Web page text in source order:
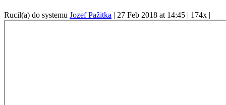
Rucil(a) do systemu Jozef Pažitka | 27 Feb 2018 at 14:45 | 174x |